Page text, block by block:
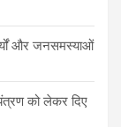
और जनसमस्याओं
को लेकर दिए